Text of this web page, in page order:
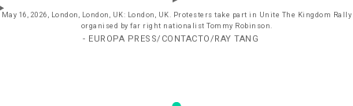
May 16, 2026, London, London, UK: London, UK. Protesters take part in Unite The Kingdom Rally
organised by far right nationalist Tommy Robinson.
- EUROPA PRESS/CONTACTO/RAY TANG